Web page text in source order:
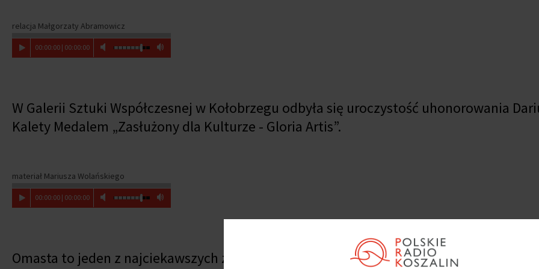
relacja Małgorzaty Abramowicz
00:00:00| 00:00:00
W Galerii Sztuki Współczesnej w Kołobrzegu odbyła się uroczystość uhonorowania
Kalety Medalem „Zasłużony dla Kulturze - Gloria Artis”.
materiał Mariusza Wolańskiego
00:00:00| 00:00:00
Omasta to jeden z najciekawszych zespołów jazzowych młodego pokolenia, który